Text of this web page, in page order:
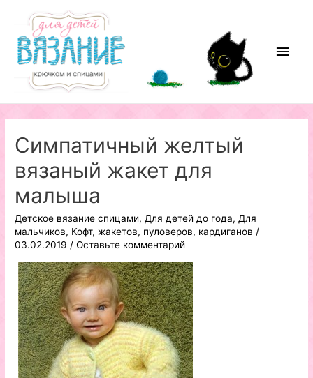
содержимому
Симпатичный желтый
вязаный жакет для
малыша
Детское вязание спицами,Для детей до года,Для
мальчиков, Кофт, жакетов, пуловеров, кардиганов /
03.02.2019 /Оставьте комментарий